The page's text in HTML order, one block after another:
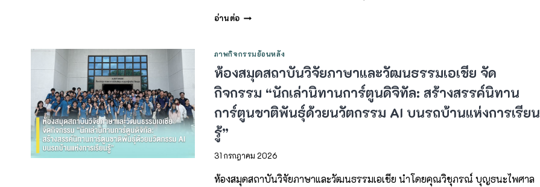
อ่านต่อ
ภาพกิจกรรมย้อนหลัง
ห้องสมุดสถาบันวิจัยภาษาและวัฒนธรรมเอเชีย จัด
กิจกรรม “นักเล่านิทานการ์ตูนดิจิทัล: สร้างสรรค์นิทาน
การ์ตูนชาติพันธุ์ด้วยนวัตกรรม AI บนรถบ้านแห่งการเรียน
รู้”
31 กรกฎาคม 2026
ห้องสมุดสถาบันวิจัยภาษาและวัฒนธรรมเอเชีย นำโดยคุณวิชุภรณ์ บุญธนะไพศาล